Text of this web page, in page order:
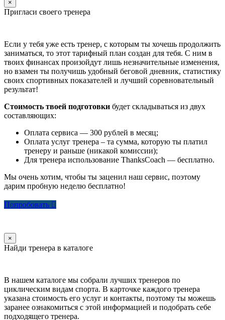
×
Пригласи своего тренера
Если у тебя уже есть тренер, с которым ты хочешь продолжить
заниматься, то этот тарифный план создан для тебя. С ним в
твоих финансах произойдут лишь незначительные изменения,
но взамен ты получишь удобный беговой дневник, статистику
своих спортивных показателей и лучший соревновательный
результат!
Стоимость твоей подготовки будет складываться из двух
составляющих:
Оплата сервиса — 300 рублей в месяц;
Оплата услуг тренера – та сумма, которую ты платил
тренеру и раньше (никакой комиссии);
Для тренера использование ThanksCoach — бесплатно.
Мы очень хотим, чтобы ты заценил наш сервис, поэтому
дарим пробную неделю бесплатно!
Попробовать
×
Найди тренера в каталоге
В нашем каталоге мы собрали лучших тренеров по
циклическим видам спорта. В карточке каждого тренера
указана стоимость его услуг и контакты, поэтому ты можешь
заранее ознакомиться с этой информацией и подобрать себе
подходящего тренера.